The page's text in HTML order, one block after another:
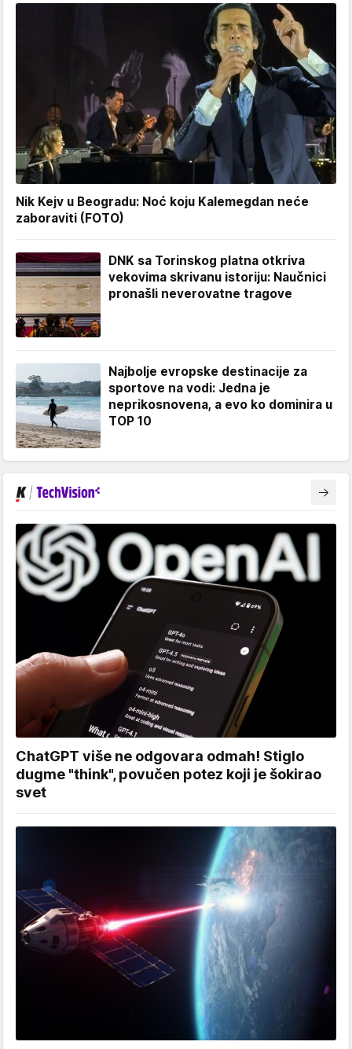
Nik Kejv u Beogradu: Noć koju Kalemegdan neće
zaboraviti (FOTO)
DNK sa Torinskog platna otkriva
vekovima skrivanu istoriju: Naučnici
pronašli neverovatne tragove
Najbolje evropske destinacije za
sportove na vodi: Jedna je
neprikosnovena, a evo ko dominira u
TOP 10
ChatGPT više ne odgovara odmah! Stiglo
dugme "think", povučen potez koji je šokirao
svet